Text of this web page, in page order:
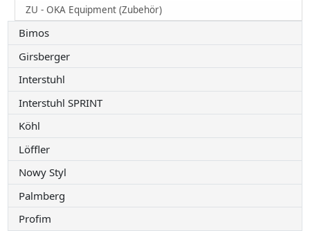
ZU - OKA Equipment (Zubehör)
Bimos
Girsberger
Interstuhl
Interstuhl SPRINT
Köhl
Löffler
Nowy Styl
Palmberg
Profim